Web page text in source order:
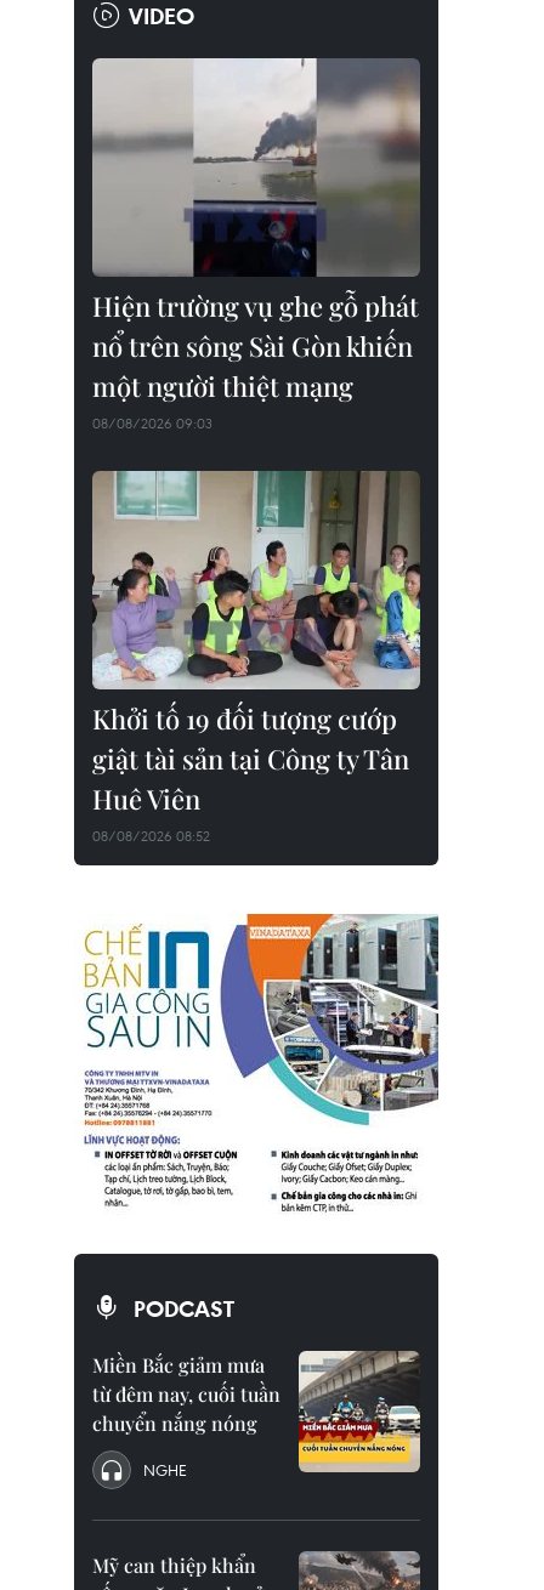
VIDEO
Hiện trường vụ ghe gỗ phát
nổ trên sông Sài Gòn khiến
một người thiệt mạng
08/08/2026 09:03
Khởi tố 19 đối tượng cướp
giật tài sản tại Công ty Tân
Huê Viên
08/08/2026 08:52
PODCAST
Miền Bắc giảm mưa
từ đêm nay, cuối tuần
chuyển nắng nóng
NGHE
Mỹ can thiệp khẩn